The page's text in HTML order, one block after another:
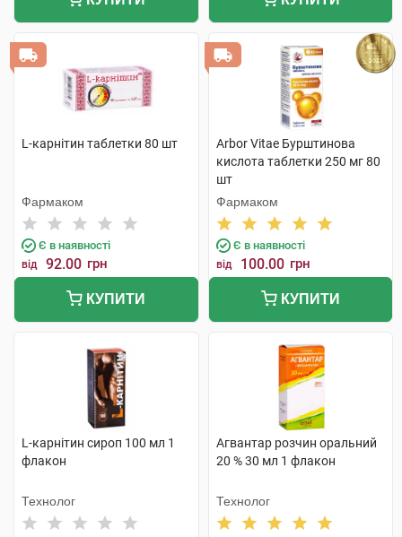
L-карнітин таблетки 80 шт
Фармаком
Є в наявності
від 92.00 грн
КУПИТИ
Arbor Vitae Бурштинова
кислота таблетки 250 мг 80
шт
Фармаком
Є в наявності
від 100.00 грн
КУПИТИ
L-карнітин сироп 100 мл 1
флакон
Технолог
Агвантар розчин оральний
20 % 30 мл 1 флакон
Технолог